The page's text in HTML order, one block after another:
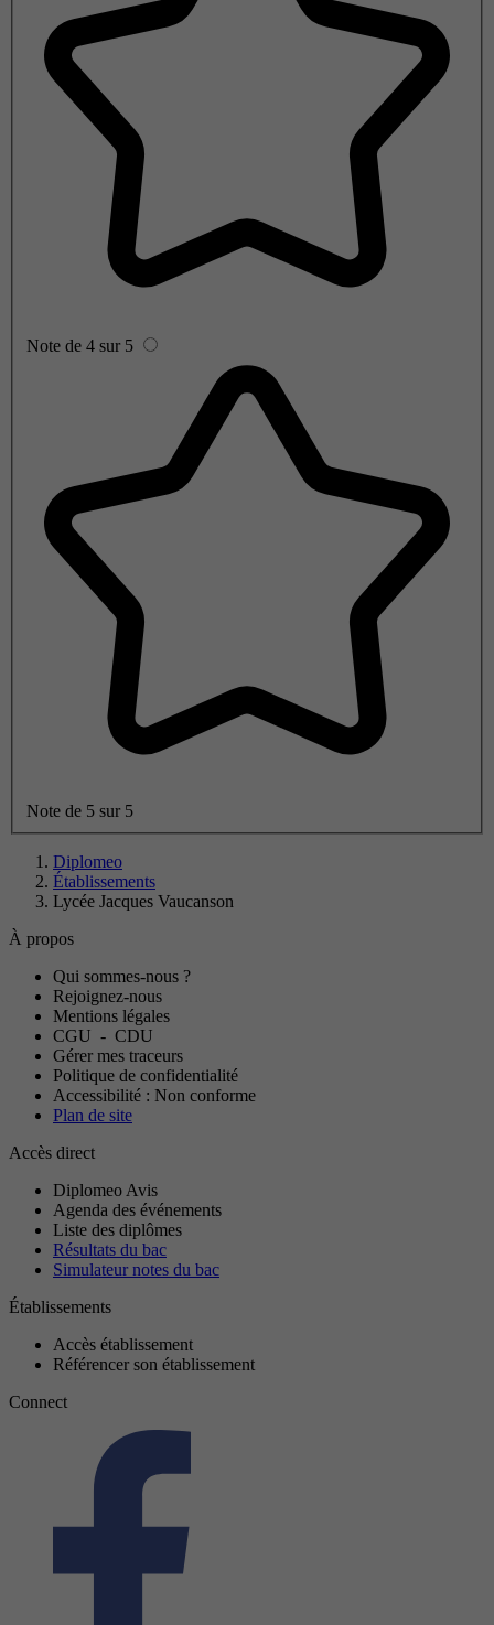
Note de 4 sur 5
Note de 5 sur 5
Diplomeo
Établissements
Lycée Jacques Vaucanson
À propos
Qui sommes-nous ?
Rejoignez-nous
Mentions légales
CGU - CDU
Gérer mes traceurs
Politique de confidentialité
Accessibilité : Non conforme
Plan de site
Accès direct
Diplomeo Avis
Agenda des événements
Liste des diplômes
Résultats du bac
Simulateur notes du bac
Établissements
Accès établissement
Référencer son établissement
Connect